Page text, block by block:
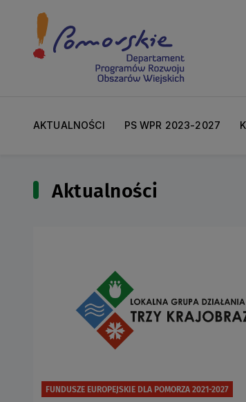
AKTUALNOŚCI PS WPR 2023-2027
Aktualności
FUNDUSZE EUROPEJSKIE DLA POMORZA 2021-2027